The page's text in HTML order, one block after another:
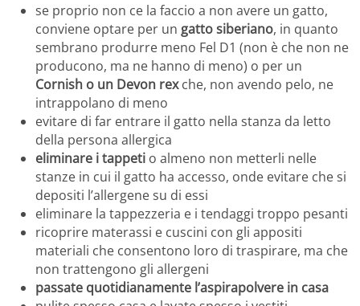
se proprio non ce la faccio a non avere un gatto,
conviene optare per un gatto siberiano, in quanto
sembrano produrre meno Fel D1 (non è che non ne
producono, ma ne hanno di meno) o per un
Cornish o un Devon rexche, non avendo pelo, ne
intrappolano di meno
evitare di far entrare il gatto nella stanza da letto
della persona allergica
eliminare i tappeti o almeno non metterli nelle
stanze in cui il gatto ha accesso, onde evitare che si
depositi l’allergene su di essi
eliminare la tappezzeria e i tendaggi troppo pesanti
ricoprire materassi e cuscini con gli appositi
materiali che consentono loro di traspirare, ma che
non trattengono gli allergeni
passate quotidianamente l’aspirapolvere in casa